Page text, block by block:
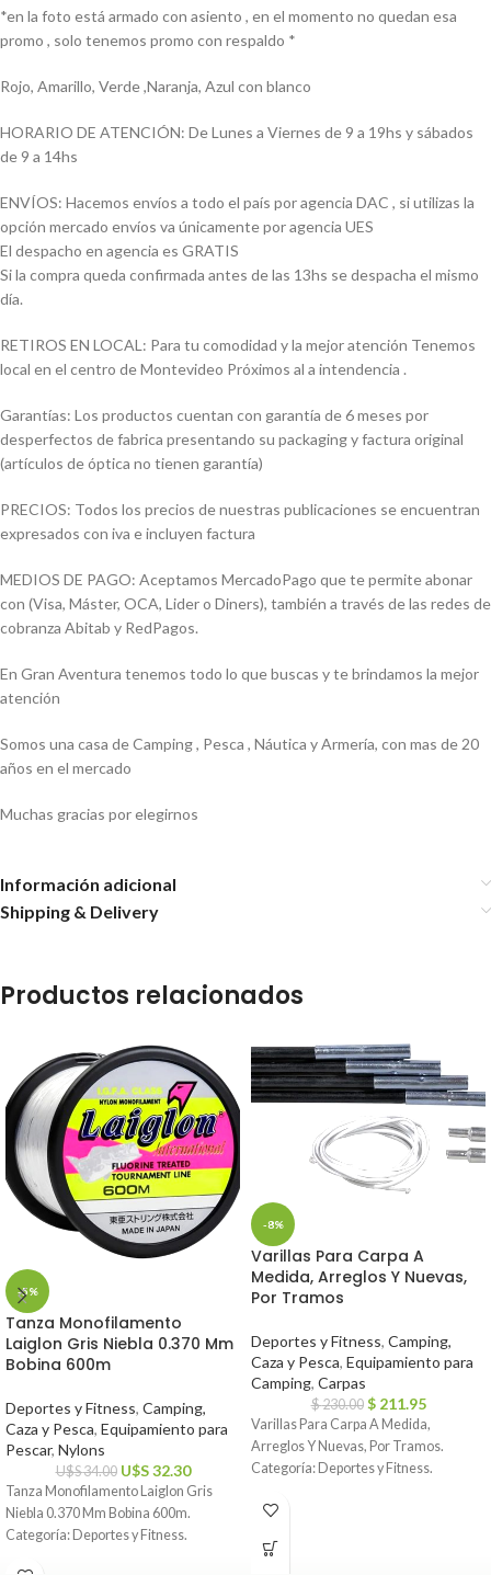
*en la foto está armado con asiento , en el momento no quedan esa
promo , solo tenemos promo con respaldo *
Rojo, Amarillo, Verde ,Naranja, Azul con blanco
HORARIO DE ATENCIÓN: De Lunes a Viernes de 9 a 19hs y sábados
de 9 a 14hs
ENVÍOS: Hacemos envíos a todo el país por agencia DAC , si utilizas la
opción mercado envíos va únicamente por agencia UES
El despacho en agencia es GRATIS
Si la compra queda confirmada antes de las 13hs se despacha el mismo
día.
RETIROS EN LOCAL: Para tu comodidad y la mejor atención Tenemos
local en el centro de Montevideo Próximos al a intendencia .
Garantías: Los productos cuentan con garantía de 6 meses por
desperfectos de fabrica presentando su packaging y factura original
(artículos de óptica no tienen garantía)
PRECIOS: Todos los precios de nuestras publicaciones se encuentran
expresados con iva e incluyen factura
MEDIOS DE PAGO: Aceptamos MercadoPago que te permite abonar
con (Visa, Máster, OCA, Lider o Diners), también a través de las redes de
cobranza Abitab y RedPagos.
En Gran Aventura tenemos todo lo que buscas y te brindamos la mejor
atención
Somos una casa de Camping , Pesca , Náutica y Armería, con mas de 20
años en el mercado
Muchas gracias por elegirnos
Información adicional
Shipping & Delivery
Productos relacionados
-5%
Tanza Monofilamento
Laiglon Gris Niebla 0.370 Mm
Bobina 600m
Deportes y Fitness, Camping,
Caza y Pesca, Equipamiento para
Pescar, Nylons
U$S34.00 U$S32.30
Tanza Monofilamento Laiglon Gris
Niebla 0.370 Mm Bobina 600m.
Categoría: Deportes y Fitness.
-8%
Varillas Para Carpa A
Medida, Arreglos Y Nuevas,
Por Tramos
Deportes y Fitness, Camping,
Caza y Pesca, Equipamiento para
Camping, Carpas
$230.00 $ 211.95
Varillas Para Carpa A Medida,
Arreglos Y Nuevas, Por Tramos.
Categoría: Deportes y Fitness.